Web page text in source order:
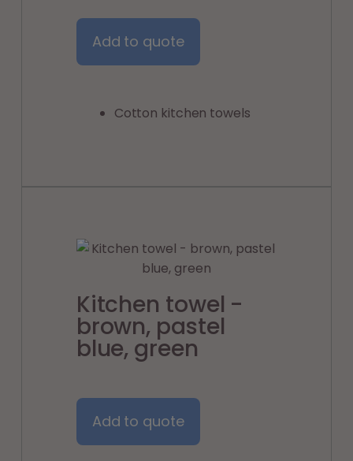
Add to quote
Cotton kitchen towels
Kitchen towel -
brown, pastel
blue, green
Add to quote